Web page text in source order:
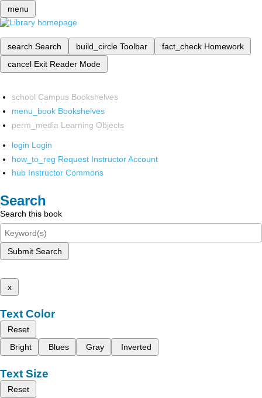
menu
search Search build_circle Toolbar fact_check Homework
cancel Exit Reader Mode
school Campus Bookshelves
menu_book Bookshelves
perm_media Learning Objects
login Login
how_to_reg Request Instructor Account
hub Instructor Commons
Search
Search this book
Submit Search
x
Text Color
Reset
Bright
Blues Gray Inverted
Text Size
Reset